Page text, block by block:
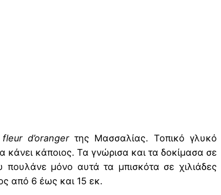
d’orangerτης Μασσαλίας. Τοπικό γλυκό
κάνει κάποιος. Τα γνώρισα και τα δοκίμασα σε
πουλάνε μόνο αυτά τα μπισκότα σε χιλιάδες
από 6 έως και 15 εκ.